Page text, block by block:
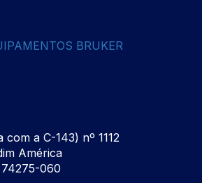
com a C-143) nº 1112
América
74275-060